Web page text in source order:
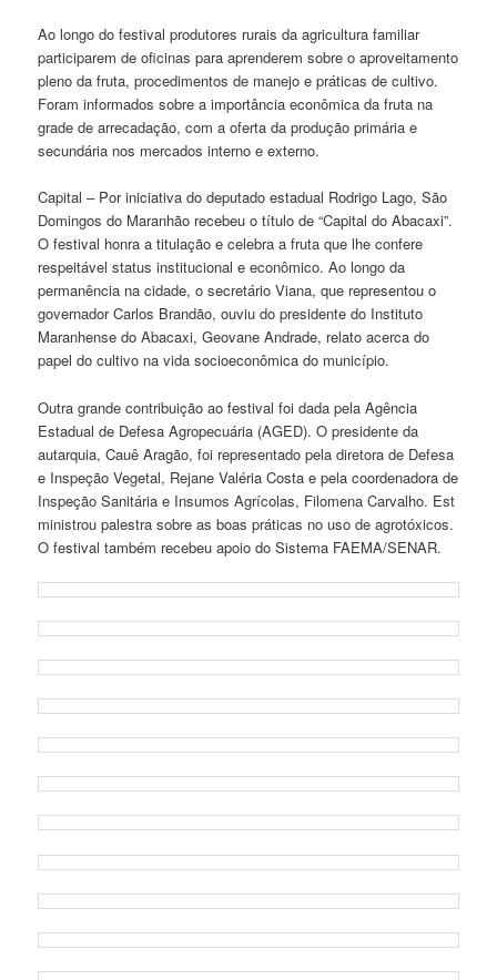
Ao longo do festival produtores rurais da agricultura familiar
participarem de oficinas para aprenderem sobre o aproveitamento
pleno da fruta, procedimentos de manejo e práticas de cultivo.
Foram informados sobre a importância econômica da fruta na
grade de arrecadação, com a oferta da produção primária e
secundária nos mercados interno e externo.
Capital – Por iniciativa do deputado estadual Rodrigo Lago, São
Domingos do Maranhão recebeu o título de “Capital do Abacaxi”.
O festival honra a titulação e celebra a fruta que lhe confere
respeitável status institucional e econômico. Ao longo da
permanência na cidade, o secretário Viana, que representou o
governador Carlos Brandão, ouviu do presidente do Instituto
Maranhense do Abacaxi, Geovane Andrade, relato acerca do
papel do cultivo na vida socioeconômica do município.
Outra grande contribuição ao festival foi dada pela Agência
Estadual de Defesa Agropecuária (AGED). O presidente da
autarquia, Cauê Aragão, foi representado pela diretora de Defesa
e Inspeção Vegetal, Rejane Valéria Costa e pela coordenadora de
Inspeção Sanitária e Insumos Agrícolas, Filomena Carvalho. Est
ministrou palestra sobre as boas práticas no uso de agrotóxicos.
O festival também recebeu apoio do Sistema FAEMA/SENAR.